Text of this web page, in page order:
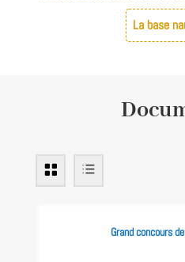
La base
Grand concours